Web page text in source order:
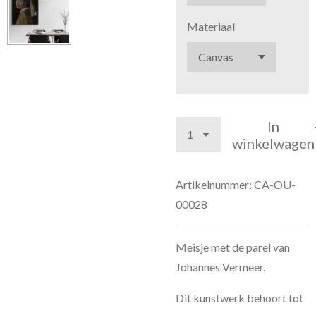
Materiaal
In
winkelwagen
Artikelnummer: CA-OU-
00028
Meisje met de parel van
Johannes Vermeer.
Dit kunstwerk behoort tot